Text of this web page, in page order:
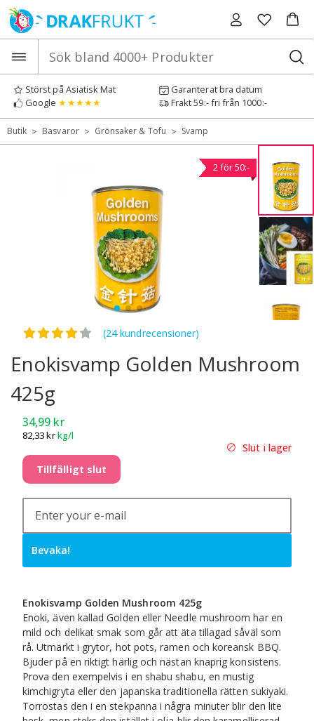
Hoppa
till
innehåll
Störst på Asiatisk Mat
Garanterat bra datum
Google ★★★★★ Frakt 59:- fri från 1000:-
Butik > Basvaror > Grönsaker & Tofu > Svamp
2 för 50:-
Betygsatt4.17av 5
(24 kundrecensioner)
Enokisvamp Golden Mushroom
425g
34,99 kr
82,33krkg/l
Slut i lager
Tillfälligt slut
Bevaka!
Enokisvamp Golden Mushroom 425g
Enoki, även kallad Golden eller Needle mushroom har en
mild och delikat smak som går att äta tillagad såväl som
rå. Utmärkt i grytor, hot pots, ramen och koreansk BBQ.
Bjuder på en riktigt härlig och nästan knaprig konsistens.
Prova den exempelvis i en shabu shabu, en mustig
kimchigryta eller den japanska traditionella rätten sukiyaki.
Torrostas den i en stekpanna i några minuter blir den lite